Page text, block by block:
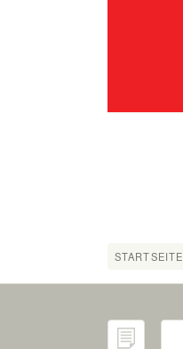
STARTSEITE